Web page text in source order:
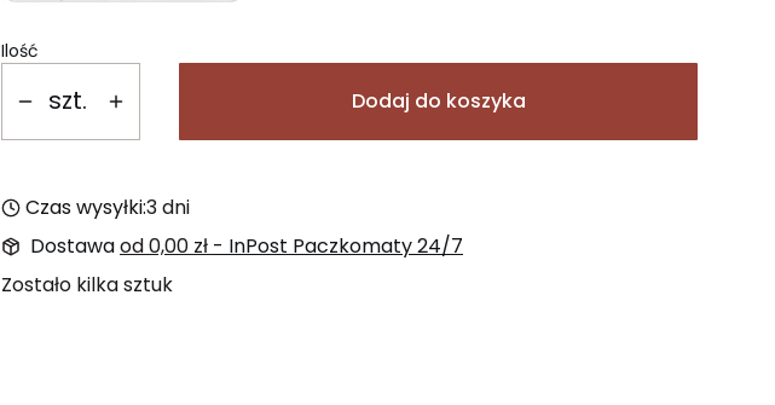
Ilość
szt. Dodaj do koszyka
Czas wysyłki:3 dni
Dostawaod 0,00 zł - InPost Paczkomaty 24/7
Zostało kilka sztuk